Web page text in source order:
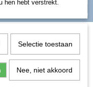
UW WINKELWAGEN
(0)
hen hebt verstrekt.
Selectie toestaan
Nee, niet akkoord